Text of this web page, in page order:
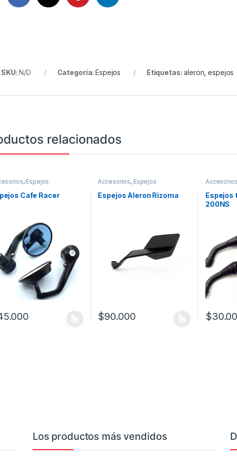
SKU:N/D Categoría:Espejos Etiquetas:aleron,espejos
relacionados
, Espejos
Cafe Racer
Accesorios, Espejos
Espejos Aleron Rizoma
$90.000
Accesorios
Espejos
200NS
$
Los productos más vendidos